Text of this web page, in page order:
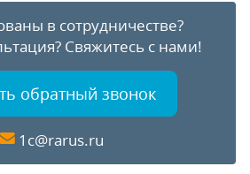
в сотрудничестве?
Свяжитесь с нами!
обратный звонок
1c@rarus.ru